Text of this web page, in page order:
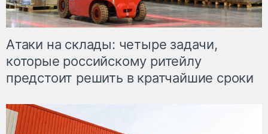
Атаки на склады: четыре задачи,
которые российскому ритейлу
предстоит решить в кратчайшие сроки